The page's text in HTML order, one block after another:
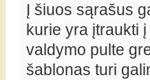
Į šiuos sąrašus
kurie yra įtraukti
valdymo pulte
šablonas turi